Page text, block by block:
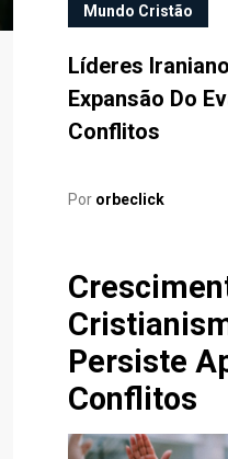
Mundo Cristão
Líderes
Expansão Do
Conflitos
Por orbeclick
Persiste
Conflitos